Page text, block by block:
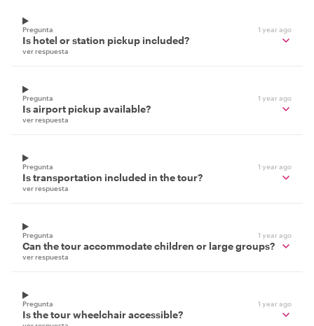
Pregunta 1 year ago
Is hotel or station pickup included?
ver respuesta
Pregunta 1 year ago
Is airport pickup available?
ver respuesta
Pregunta 1 year ago
Is transportation included in the tour?
ver respuesta
Pregunta 1 year ago
Can the tour accommodate children or large groups?
ver respuesta
Pregunta 1 year ago
Is the tour wheelchair accessible?